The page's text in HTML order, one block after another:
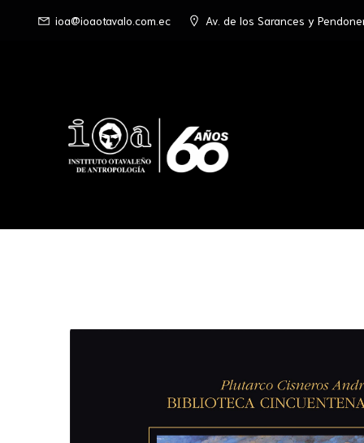
ioa@ioaotavalo.com.ec Av. de los Sarances y